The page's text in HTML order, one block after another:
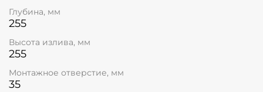
Глубина, мм
255
Высота излива, мм
255
Монтажное отверстие, мм
35